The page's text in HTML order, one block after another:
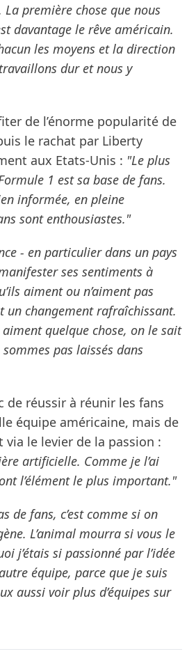
La première chose que nous
davantage le rêve américain.
les moyens et la direction
dur et nous y
de l’énorme popularité de
le rachat par Liberty
aux Etats-Unis : "Le plus
1 est sa base de fans.
informée, en pleine
sont enthousiastes."
- en particulier dans un pays
ses sentiments à
aiment ou n’aiment pas
un changement rafraîchissant.
quelque chose, on le sait
pas laissés dans
de réussir à réunir les fans
équipe américaine, mais de
le levier de la passion :
artificielle. Comme je l’ai
l’élément le plus important."
de fans, c’est comme si on
L’animal mourra si vous le
j’étais si passionné par l’idée
équipe, parce que je suis
aussi voir plus d’équipes sur